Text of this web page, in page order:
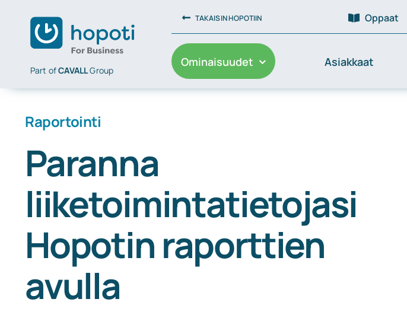
content
Part ofCAVALLGroup
TAKAISIN HOPOTIIN Oppaat
Ominaisuudet Asiakkaat
Raportointi
Paranna
liiketoimintatietojasi
Hopotin raporttien
avulla